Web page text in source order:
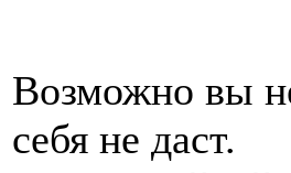
Возможно вы
себя не даст.